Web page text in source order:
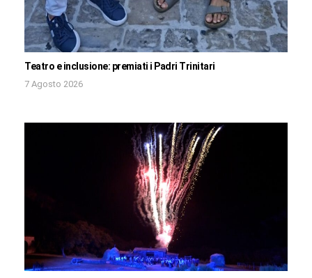
Teatro e inclusione: premiati i Padri Trinitari
7 Agosto 2026